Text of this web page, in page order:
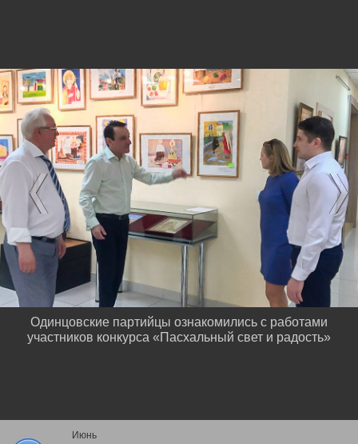
Июнь
Одинцовские партийцы ознакомились с работами
участников конкурса «Пасхальный свет и радость»